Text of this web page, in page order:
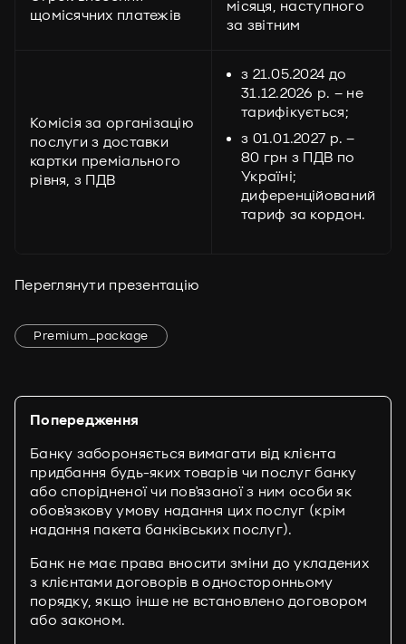
щомісячних платежів
місяця, наступного
за звітним
Комісія за організацію
послуги з доставки
картки преміального
рівня, з ПДВ
з 21.05.2024 до
31.12.2026 р. – не
тарифікується;
з 01.01.2027 р. –
80 грн з ПДВ по
Україні;
диференційований
тариф за кордон.
Переглянути презентацію
Premium_package
Попередження
Банку забороняється вимагати від клієнта
придбання будь-яких товарів чи послуг банку
або спорідненої чи пов'язаної з ним особи як
обов'язкову умову надання цих послуг (крім
надання пакета банківських послуг).
Банк не має права вносити зміни до укладених
з клієнтами договорів в односторонньому
порядку, якщо інше не встановлено договором
або законом.